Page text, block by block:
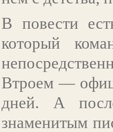
В повести
который
Втроем —
дней. А
знаменитым